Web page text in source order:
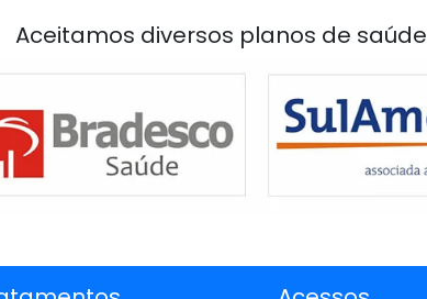
Aceitamos diversos planos de saúde